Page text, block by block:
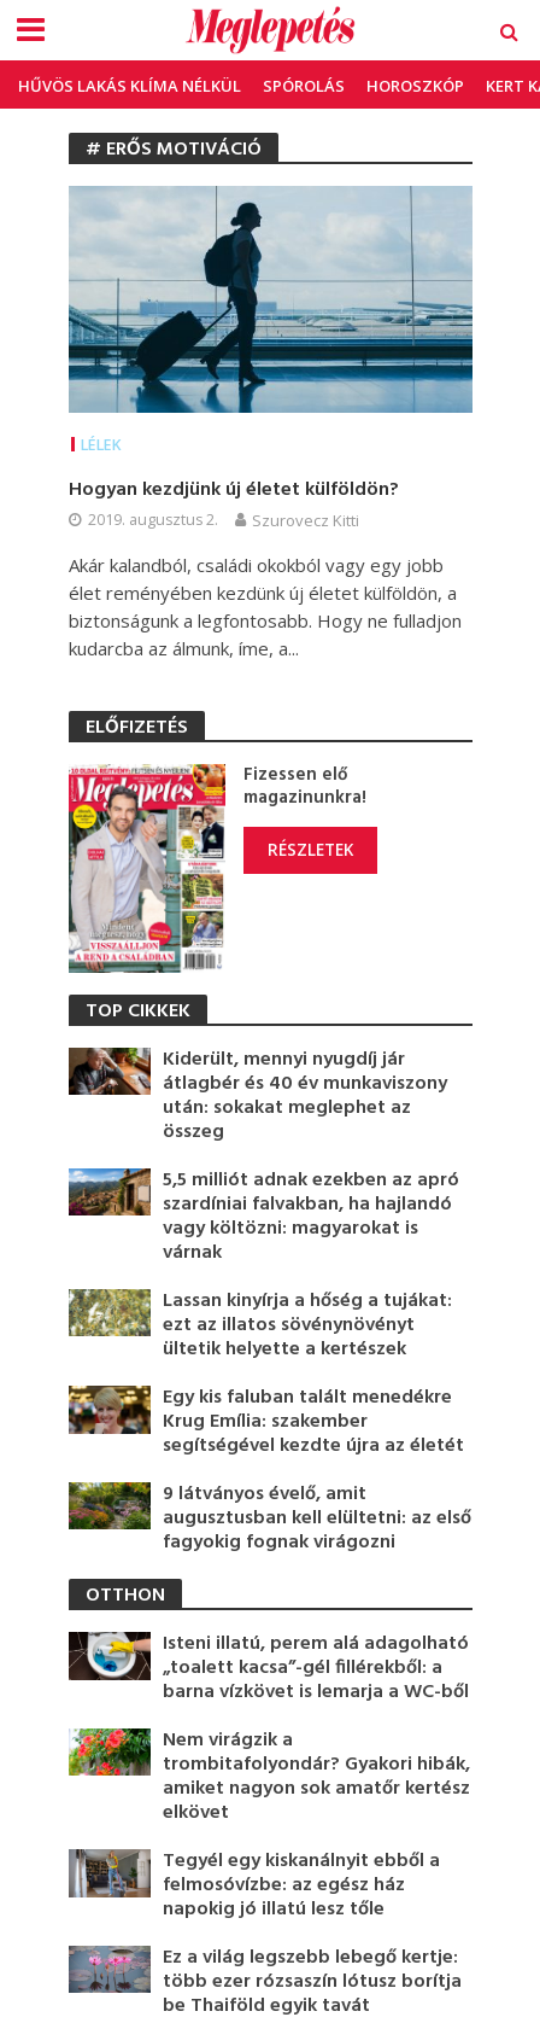
HŰVÖS LAKÁS KLÍMA NÉLKÜL SPÓROLÁS HOROSZKÓP KERT
# ERŐS MOTIVÁCIÓ
LÉLEK
Hogyan kezdjünk új életet külföldön?
2019. augusztus 2. Szurovecz Kitti
Akár kalandból, családi okokból vagy egy jobb
élet reményében kezdünk új életet külföldön, a
biztonságunk a legfontosabb. Hogy ne fulladjon
kudarcba az álmunk, íme, a...
ELŐFIZETÉS
Fizessen elő
magazinunkra!
RÉSZLETEK
TOP CIKKEK
Kiderült, mennyi nyugdíj jár
átlagbér és 40 év munkaviszony
után: sokakat meglephet az
összeg
5,5 milliót adnak ezekben az apró
szardíniai falvakban, ha hajlandó
vagy költözni: magyarokat is
várnak
Lassan kinyírja a hőség a tujákat:
ezt az illatos sövénynövényt
ültetik helyette a kertészek
Egy kis faluban talált menedékre
Krug Emília: szakember
segítségével kezdte újra az életét
9 látványos évelő, amit
augusztusban kell elültetni: az első
fagyokig fognak virágozni
OTTHON
Isteni illatú, perem alá adagolható
„toalett kacsa”-gél fillérekből: a
barna vízkövet is lemarja a WC-ből
Nem virágzik a
trombitafolyondár? Gyakori hibák,
amiket nagyon sok amatőr kertész
elkövet
Tegyél egy kiskanálnyit ebből a
felmosóvízbe: az egész ház
napokig jó illatú lesz tőle
Ez a világ legszebb lebegő kertje:
több ezer rózsaszín lótusz borítja
be Thaiföld egyik tavát